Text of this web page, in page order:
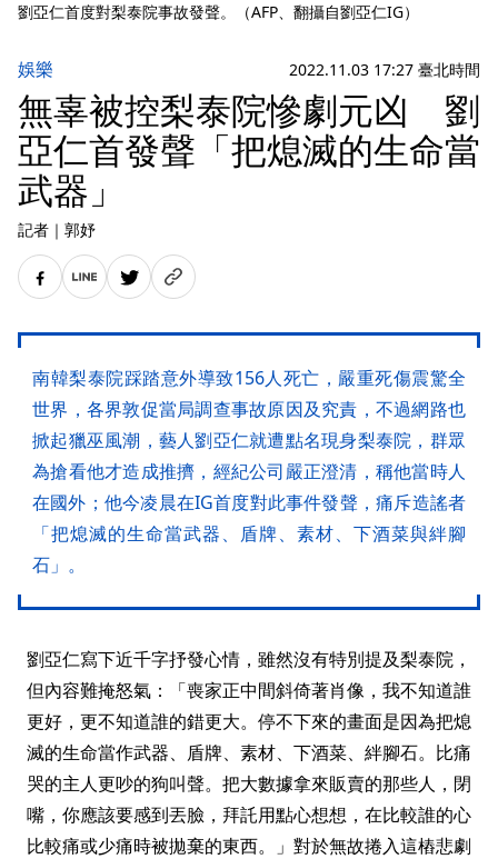
劉亞仁首度對梨泰院事故發聲。（AFP、翻攝自劉亞仁IG）
娛樂 2022.11.03 17:27 臺北時間
無辜被控梨泰院慘劇元凶 劉
亞仁首發聲「把熄滅的生命當
武器」
記者 ｜ 郭妤
南韓梨泰院踩踏意外導致156人死亡，嚴重死傷震驚全
世界，各界敦促當局調查事故原因及究責，不過網路也
掀起獵巫風潮，藝人劉亞仁就遭點名現身梨泰院，群眾
為搶看他才造成推擠，經紀公司嚴正澄清，稱他當時人
在國外；他今凌晨在IG首度對此事件發聲，痛斥造謠者
「把熄滅的生命當武器、盾牌、素材、下酒菜與絆腳
石」。
劉亞仁寫下近千字抒發心情，雖然沒有特別提及梨泰院，
但內容難掩怒氣：「喪家正中間斜倚著肖像，我不知道誰
更好，更不知道誰的錯更大。停不下來的畫面是因為把熄
滅的生命當作武器、盾牌、素材、下酒菜、絆腳石。比痛
哭的主人更吵的狗叫聲。把大數據拿來販賣的那些人，閉
嘴，你應該要感到丟臉，拜託用點心想想，在比較誰的心
比較痛或少痛時被拋棄的東西。」對於無故捲入這樁悲劇